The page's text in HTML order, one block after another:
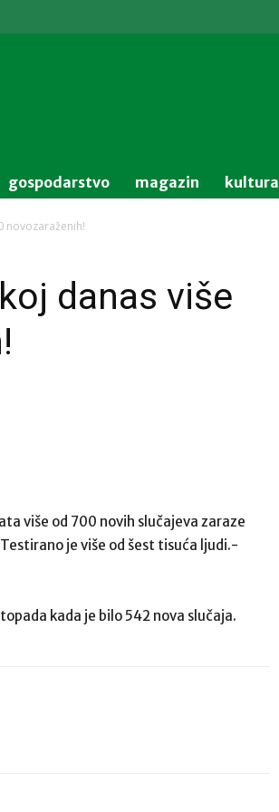
gospodarstvo magazin kultura
novozaraženih!
danas više
više od 700 novih slučajeva zaraze
je više od šest tisuća ljudi.-
kada je bilo 542 nova slučaja.